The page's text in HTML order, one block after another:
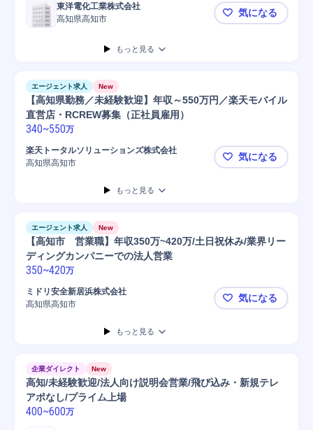
東洋電化工業株式会社
高知県高知市
【人事（総
気になる
もっと見る
エージェント求人 New
【高知県勤務／未経験歓迎】年収～550万円／楽天モバイル
直営店・RCREW募集（正社員雇用）
340~550万
楽天トータルソリューションズ株式会社
高知県高知市
【高知県勤
気になる
もっと見る
エージェント求人 New
【高知市 営業職】年収350万~420万/土日祝休み/業界リー
ディングカンパニーでの法人営業
350~420万
ミドリ安全新居浜株式会社
高知県高知市
【高知市
気になる
もっと見る
企業ダイレクト New
高知/未経験歓迎/法人向け説明会営業/飛び込み・新規テレ
アポなし/プライム上場
400~600万